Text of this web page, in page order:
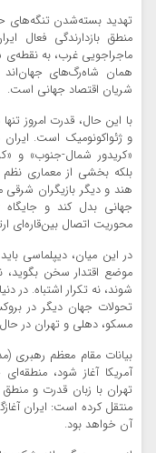
تهدید بسته‌شدن تنگه‌های
منطق بازدارندگی فعال
ماجراجویی غرب، به
همان شاه‌رگ‌های جهان‌اند
شریان اقتصاد جهانی است.
با این حال، قدرت امروز
و ژئواکونومیک است. ایران
«کریدور شمال-جنوب» و
بلکه بخشی از معماری نظم
هند و دیگر بازیگران شرقی
جهانی بدل کند و جایگاه
محوریت اتصال بین‌قاره‌ای
در این میان، دیپلماسی
موضع اقتدار سخن
شوند، نه تکرار اشتباه. در
تحولات جهان دیگر در
مسکو، دهلی و تهران در
بیانات مقام معظم رهبری
آمریکا آغاز شود،
تهران با زبان قدرت و
منتقل کرده است: ایران
آن خواهد بود.